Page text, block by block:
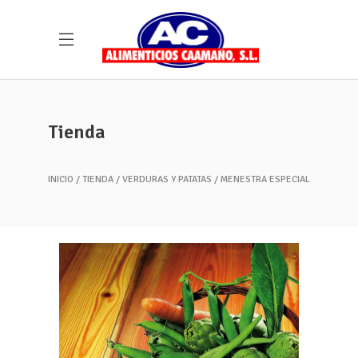
Tienda
INICIO TIENDA VERDURAS Y PATATAS MENESTRA ESPECIAL